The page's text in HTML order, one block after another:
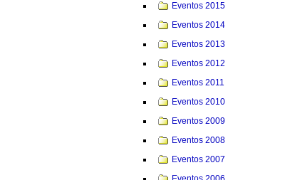
Eventos 2015
Eventos 2014
Eventos 2013
Eventos 2012
Eventos 2011
Eventos 2010
Eventos 2009
Eventos 2008
Eventos 2007